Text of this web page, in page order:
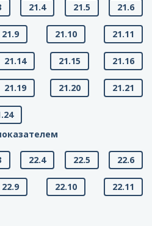
21.4 21.5 21.6
21.9 21.10 21.11
21.14 21.15 21.16
21.19 21.20 21.21
22.4 22.5 22.6
22.9 22.10 22.11